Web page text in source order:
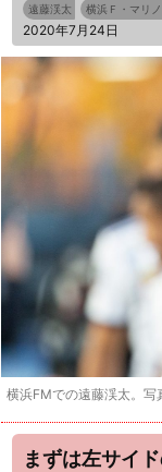
遠藤渓太
横浜Ｆ・マリノ
2020年7月24日
横浜FMでの遠藤渓太。
まずは左サイ